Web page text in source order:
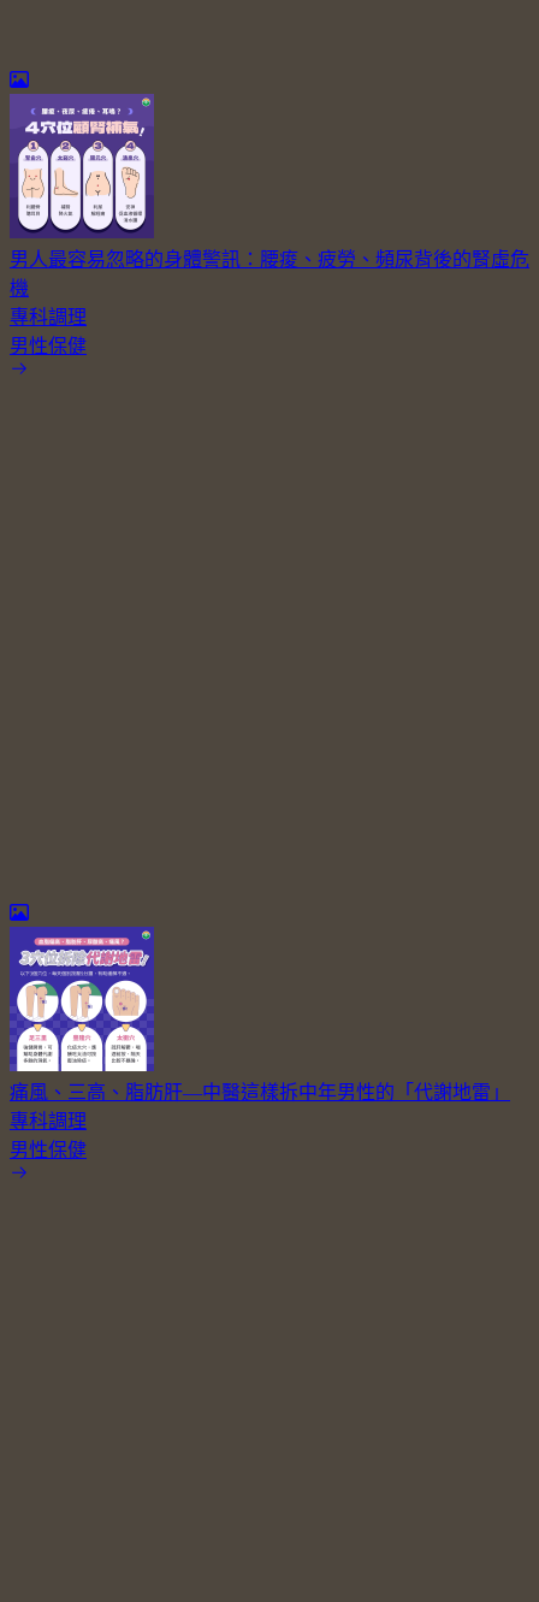
男人最容易忽略的身體警訊：腰痠、疲勞、頻尿背後的腎虛危
機
專科調理
男性保健
痛風、三高、脂肪肝—中醫這樣拆中年男性的「代謝地雷」
專科調理
男性保健